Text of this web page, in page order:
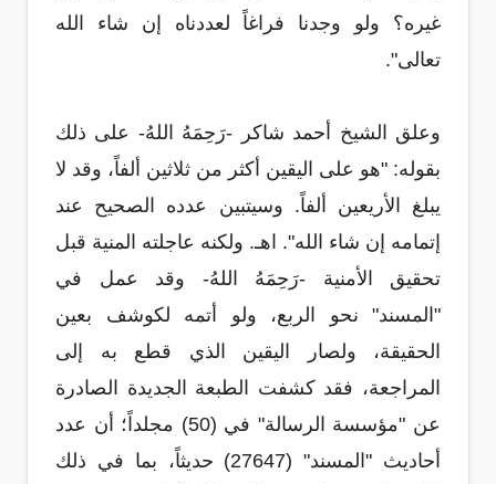
غيره؟ ولو وجدنا فراغاً لعددناه إن شاء الله
تعالى".
وعلق الشيخ أحمد شاكر -رَحِمَهُ اللهُ- على ذلك
بقوله: "هو على اليقين أكثر من ثلاثين ألفاً، وقد لا
يبلغ الأريعين ألفاً. وسيتبين عدده الصحيح عند
إتمامه إن شاء الله". اهـ. ولكنه عاجلته المنية قبل
تحقيق الأمنية -رَحِمَهُ اللهُ- وقد عمل في
"المسند" نحو الربع، ولو أتمه لكوشف بعين
الحقيقة، ولصار اليقين الذي قطع به إلى
المراجعة، فقد كشفت الطبعة الجديدة الصادرة
عن "مؤسسة الرسالة" في (50) مجلداً؛ أن عدد
أحاديث "المسند" (27647) حديثاً، بما في ذلك